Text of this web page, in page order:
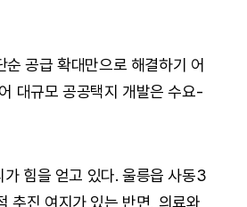
공급 확대만으로 해결하기 어
대규모 공공택지 개발은 수요-
힘을 얻고 있다. 울릉읍 사동3
추진 여지가 있는 반면, 의료와